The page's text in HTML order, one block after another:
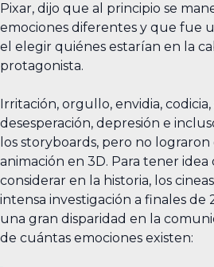
Pixar, dijo que al principio se
emociones diferentes y que fue
el elegir quiénes estarían en la
protagonista.
Irritación, orgullo, envidia,
desesperación, depresión e
los storyboards, pero no lograron
animación en 3D. Para tener
considerar en la historia, los
intensa investigación a finales
una gran disparidad en la
de cuántas emociones existen: